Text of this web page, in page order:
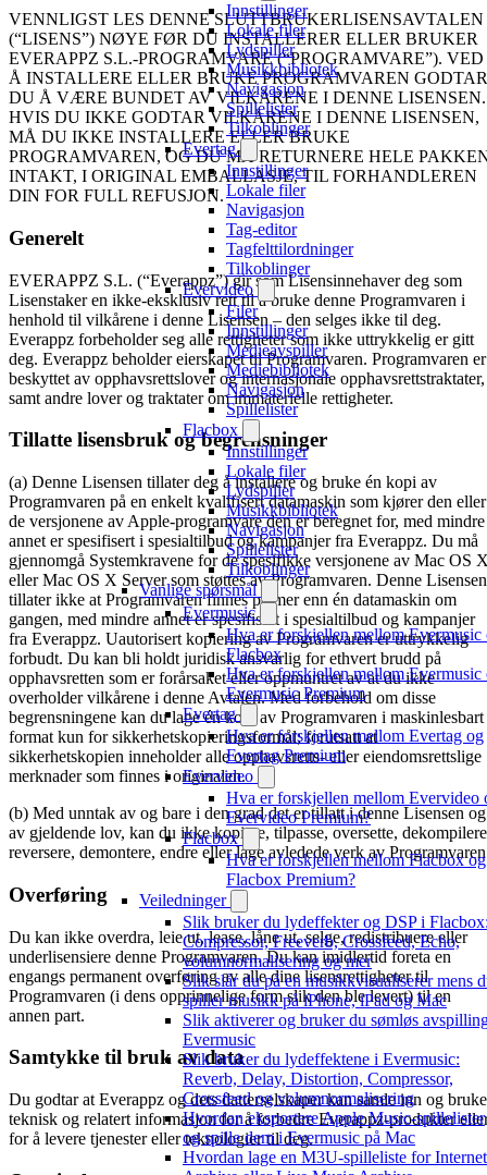
Innstillinger
Lokale filer
Lydspiller
Musikkbibliotek
Navigasjon
Spillelister
Tilkoblinger
Evertag
Innstillinger
Lokale filer
Navigasjon
Tag-editor
Tagfelttilordninger
Tilkoblinger
Evervideo
Filer
Innstillinger
Medieavspiller
Mediebibliotek
Navigasjon
Spillelister
Flacbox
Innstillinger
Lokale filer
Lydspiller
Musikkbibliotek
Navigasjon
Spillelister
Tilkoblinger
Vanlige spørsmål
Evermusic
Hva er forskjellen mellom Evermusic
Flacbox
Hva er forskjellen mellom Evermusic
Evermusic Premium
Evertag
Hva er forskjellen mellom Evertag og
Evertag Premium
Evervideo
Hva er forskjellen mellom Evervideo
Evervideo Premium?
Flacbox
Hva er forskjellen mellom Flacbox og
Flacbox Premium?
Veiledninger
Slik bruker du lydeffekter og DSP i
Compressor, Freeverb, Crossfeed, Echo,
volumnormalisering og mer
Slik slår du på en musikkvisualiserer mens
spiller musikk på iPhone, iPad og Mac
Slik aktiverer og bruker du sømløs
Evermusic
Slik bruker du lydeffektene i Evermusic:
Reverb, Delay, Distortion, Compressor,
Crossfeed og volumnormalisering
Hvordan eksportere Apple Music-spillelister
og spille dem i Evermusic på Mac
Hvordan lage en M3U-spilleliste for Internet
VENNLIGST LES DENNE SLUTTBRUKERLISENSAVTALEN
(“LISENS”) NØYE FØR DU INSTALLERER ELLER BRUKER
EVERAPPZ S.L.-PROGRAMVARE (“PROGRAMVARE”). VED
Å INSTALLERE ELLER BRUKE PROGRAMVAREN GODTAR
DU Å VÆRE BUNDET AV VILKÅRENE I DENNE LISENSEN.
HVIS DU IKKE GODTAR VILKÅRENE I DENNE LISENSEN,
MÅ DU IKKE INSTALLERE ELLER BRUKE
PROGRAMVAREN, OG DU MÅ RETURNERE HELE
INTAKT, I ORIGINAL EMBALLASJE, TIL FORHANDLEREN
DIN FOR FULL REFUSJON.
Generelt
EVERAPPZ S.L. (“Everappz”) gir som Lisensinnehaver deg som
Lisenstaker en ikke-eksklusiv rett til å bruke denne Programvaren i
henhold til vilkårene i denne Lisensen – den selges ikke til deg.
Everappz forbeholder seg alle rettigheter som ikke uttrykkelig er gitt
deg. Everappz beholder eierskapet til Programvaren. Programvaren er
beskyttet av opphavsrettslover og internasjonale opphavsrettstraktater,
samt andre lover og traktater om immaterielle rettigheter.
Tillatte lisensbruk og begrensninger
(a) Denne Lisensen tillater deg å installere og bruke én kopi av
Programvaren på en enkelt kvalifisert datamaskin som kjører den eller
de versjonene av Apple-programvare den er beregnet for, med mindre
annet er spesifisert i spesialtilbud og kampanjer fra Everappz. Du må
gjennomgå Systemkravene for de spesifikke versjonene av Mac OS
eller Mac OS X Server som støttes av Programvaren. Denne Lisensen
tillater ikke at Programvaren finnes på mer enn én datamaskin om
gangen, med mindre annet er spesifisert i spesialtilbud og kampanjer
fra Everappz. Uautorisert kopiering av Programvaren er uttrykkelig
forbudt. Du kan bli holdt juridisk ansvarlig for ethvert brudd på
opphavsretten som er forårsaket eller oppmuntret av at du ikke
overholder vilkårene i denne Avtalen. Med forbehold om disse
begrensningene kan du lage én kopi av Programvaren i maskinlesbart
format kun for sikkerhetskopieringsformål; forutsatt at
sikkerhetskopien inneholder alle opphavsretts- eller eiendomsrettslige
merknader som finnes i originalen.
(b) Med unntak av og bare i den grad det er tillatt i denne Lisensen og
av gjeldende lov, kan du ikke kopiere, tilpasse, oversette,
reversere, demontere, endre eller lage avledede verk av
Overføring
Du kan ikke overdra, leie ut, lease, låne ut, selge, redistribuere eller
underlisensiere denne Programvaren. Du kan imidlertid foreta en
engangs permanent overføring av alle dine lisensrettigheter til
Programvaren (i dens opprinnelige form slik den ble levert) til en
annen part.
Samtykke til bruk av data
Du godtar at Everappz og dets datterselskaper kan samle inn og bruke
teknisk og relatert informasjon for å forbedre Everappz-produkter
for å levere tjenester eller teknologier til deg.